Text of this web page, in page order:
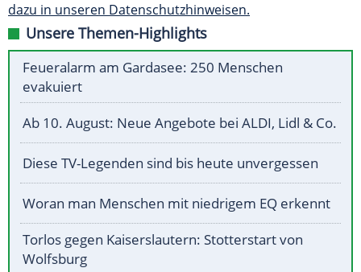
dazu in unseren Datenschutzhinweisen.
Unsere Themen-Highlights
Feueralarm am Gardasee: 250 Menschen
evakuiert
Ab 10. August: Neue Angebote bei ALDI, Lidl & Co.
Diese TV-Legenden sind bis heute unvergessen
Woran man Menschen mit niedrigem EQ erkennt
Torlos gegen Kaiserslautern: Stotterstart von
Wolfsburg